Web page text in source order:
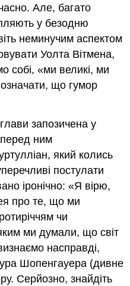
Але, багато
у безодню
неминучим аспектом
Уолта Вітмена,
собі, «ми великі, ми
означати, що гумор
запозичена у
ним
який колись
постулати
іронічно: «Я вірю,
про те, що ми
чи
ми думали, що світ
насправді,
Шопенгауера (дивне
Серйозно, знайдіть